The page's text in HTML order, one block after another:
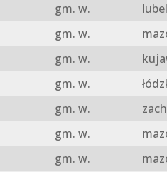
gm. w.
gm. w.
gm. w.
gm. w.
gm. w.
gm. w.
gm. w.